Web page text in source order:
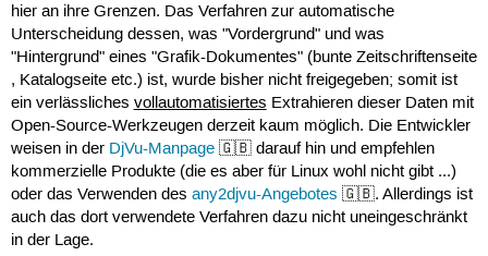
hier an ihre Grenzen. Das Verfahren zur automatische
Unterscheidung dessen, was "Vordergrund" und was
"Hintergrund" eines "Grafik-Dokumentes" (bunte Zeitschriftenseite
, Katalogseite etc.) ist, wurde bisher nicht freigegeben; somit ist
ein verlässliches vollautomatisiertes Extrahieren dieser Daten mit
Open-Source-Werkzeugen derzeit kaum möglich. Die Entwickler
weisen in der DjVu-Manpage🇬🇧 darauf hin und empfehlen
kommerzielle Produkte (die es aber für Linux wohl nicht gibt ...)
oder das Verwenden des any2djvu-Angebotes 🇬🇧. Allerdings ist
auch das dort verwendete Verfahren dazu nicht uneingeschränkt
in der Lage.